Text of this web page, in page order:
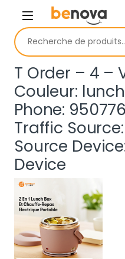
Skip to navigation
Skip to content
Recherche pour :
T Order – 4 –
Couleur:
Phone:
Traffic
Source
Device